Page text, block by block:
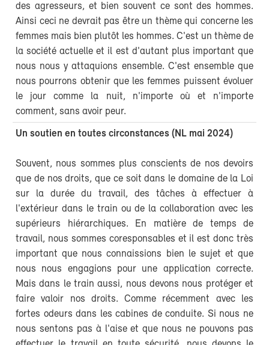
des agresseurs, et bien souvent ce sont des hommes.
Ainsi ceci ne devrait pas être un thème qui concerne les
femmes mais bien plutôt les hommes. C'est un thème de
la société actuelle et il est d'autant plus important que
nous nous y attaquions ensemble. C'est ensemble que
nous pourrons obtenir que les femmes puissent évoluer
le jour comme la nuit, n'importe où et n'importe
comment, sans avoir peur.
Un soutien en toutes circonstances (NL mai 2024)
Souvent, nous sommes plus conscients de nos devoirs
que de nos droits, que ce soit dans le domaine de la Loi
sur la durée du travail, des tâches à effectuer à
l'extérieur dans le train ou de la collaboration avec les
supérieurs hiérarchiques. En matière de temps de
travail, nous sommes coresponsables et il est donc très
important que nous connaissions bien le sujet et que
nous nous engagions pour une application correcte.
Mais dans le train aussi, nous devons nous protéger et
faire valoir nos droits. Comme récemment avec les
fortes odeurs dans les cabines de conduite. Si nous ne
nous sentons pas à l'aise et que nous ne pouvons pas